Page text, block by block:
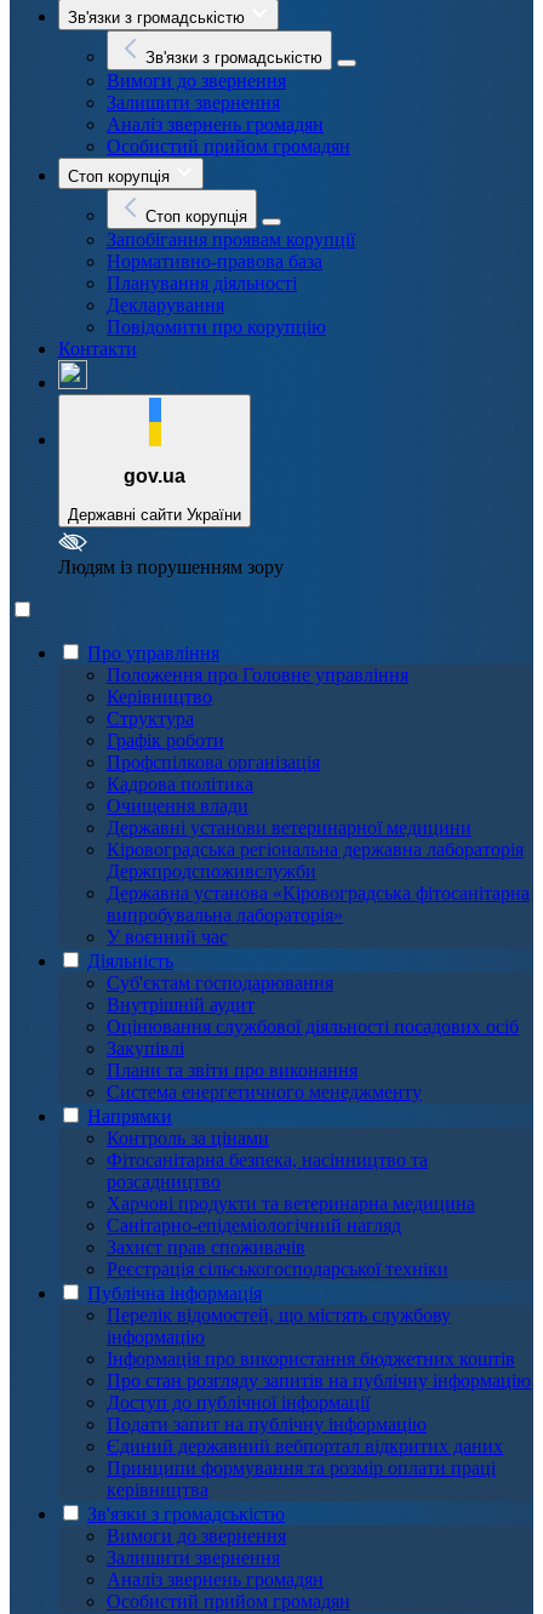
Зв'язки з громадськістю
Зв'язки з громадськістю
Вимоги до звернення
Залишити звернення
Аналіз звернень громадян
Особистий прийом громадян
Стоп корупція
Стоп корупція
Запобігання проявам корупції
Нормативно-правова база
Планування діяльності
Декларування
Повідомити про корупцію
Контакти
gov.ua
Державні сайти України
Людям із порушенням зору
Про управління
Положення про Головне управління
Керівництво
Структура
Графік роботи
Профспілкова організація
Кадрова політика
Очищення влади
Державні установи ветеринарної медицини
Кіровоградська регіональна державна лабораторія
Держпродспоживслужби
Державна установа «Кіровоградська фітосанітарна
випробувальна лабораторія»
У воєнний час
Діяльність
Суб'єктам господарювання
Внутрішній аудит
Оцінювання службової діяльності посадових осіб
Закупівлі
Плани та звіти про виконання
Система енергетичного менеджменту
Напрямки
Контроль за цінами
Фітосанітарна безпека, насінництво та
розсадництво
Харчові продукти та ветеринарна медицина
Санітарно-епідеміологічний нагляд
Захист прав споживачів
Реєстрація сільськогосподарської техніки
Публічна інформація
Перелік відомостей, що містять службову
інформацію
Інформація про використання бюджетних коштів
Про стан розгляду запитів на публічну інформацію
Доступ до публічної інформації
Подати запит на публічну інформацію
Єдиний державний вебпортал відкритих даних
Принципи формування та розмір оплати праці
керівництва
Зв'язки з громадськістю
Вимоги до звернення
Залишити звернення
Аналіз звернень громадян
Особистий прийом громадян